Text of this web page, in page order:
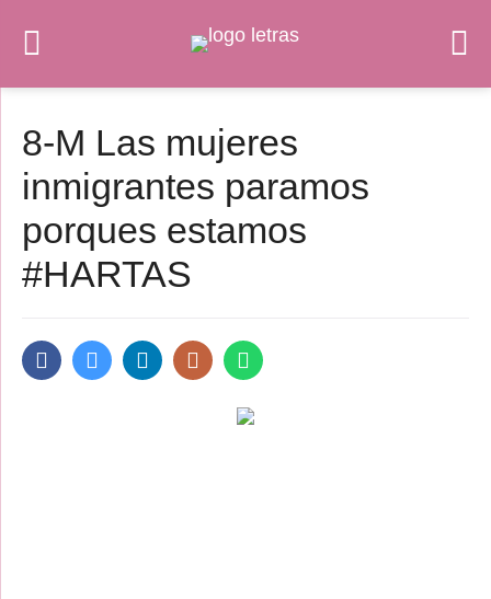
8-M Las mujeres
inmigrantes paramos
porques estamos
#HARTAS